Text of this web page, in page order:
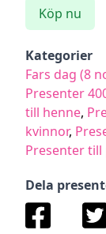
Köp nu
Kategorier
Fars dag (8
Presenter
till henne,
kvinnor,
Presenter till
Dela